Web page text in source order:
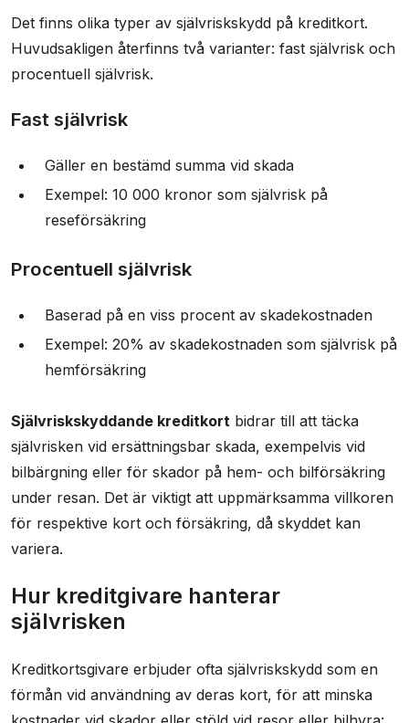
Det finns olika typer av självriskskydd på kreditkort.
Huvudsakligen återfinns två varianter: fast självrisk och
procentuell självrisk.
Fast självrisk
Gäller en bestämd summa vid skada
Exempel: 10 000 kronor som självrisk på
reseförsäkring
Procentuell självrisk
Baserad på en viss procent av skadekostnaden
Exempel: 20% av skadekostnaden som självrisk på
hemförsäkring
Självriskskyddande kreditkort bidrar till att täcka
självrisken vid ersättningsbar skada, exempelvis vid
bilbärgning eller för skador på hem- och bilförsäkring
under resan. Det är viktigt att uppmärksamma villkoren
för respektive kort och försäkring, då skyddet kan
variera.
Hur kreditgivare hanterar
självrisken
Kreditkortsgivare erbjuder ofta självriskskydd som en
förmån vid användning av deras kort, för att minska